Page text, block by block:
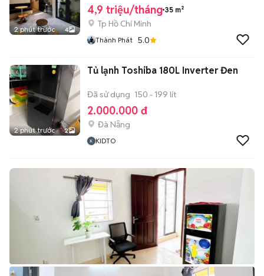
2 phút trước 4
4,9 triệu/tháng 35 m²
Tp Hồ Chí Minh
Thành Phát 5.0
2 phút trước 2
Tủ lạnh Toshiba 180L Inverter Đen
Đã sử dụng 150 - 199 lít
2.000.000 đ
Đà Nẵng
KIDTO